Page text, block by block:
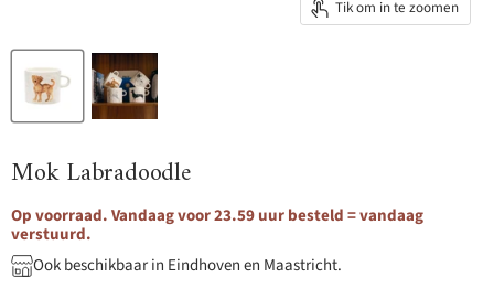
Tik om in te zoomen
Mok Labradoodle
Op voorraad. Vandaag voor 23.59 uur besteld = vandaag
verstuurd.
Ook beschikbaar in Eindhoven en Maastricht.